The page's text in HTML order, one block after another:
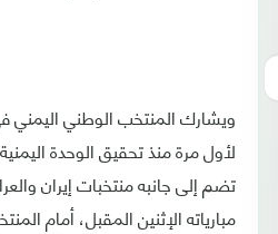
تضم إلى جانبه منتخبات إيران
مبارياته الإثنين المقبل، أمام